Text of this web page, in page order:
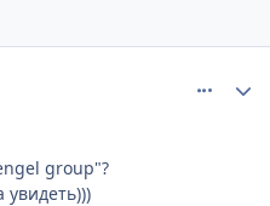
group"?